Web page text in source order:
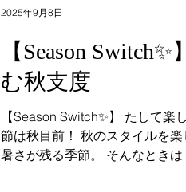
【Season
む秋支度
【Season Switch✨】 たして楽しむ秋支度 🍂 いよいよ季
節は秋目前！ 秋のスタイルを楽しみたい♪ でもまだまだ
暑さが残る季節。 そんなときは 夏コーデに 秋アイテムを
2025年9月8日